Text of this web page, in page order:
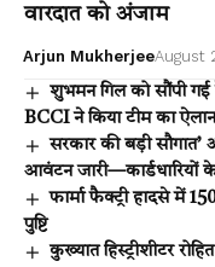
वारदात को अंजाम
Arjun MukherjeeAugust
शुभमन गिल को सौंपी
BCCI ने किया टीम का ऐलान
सरकार की बड़ी
आवंटन जारी—कार्डधारियों
फार्मा फैक्ट्री हादसे में
पुष्टि
कुख्यात हिस्ट्रीशीटर